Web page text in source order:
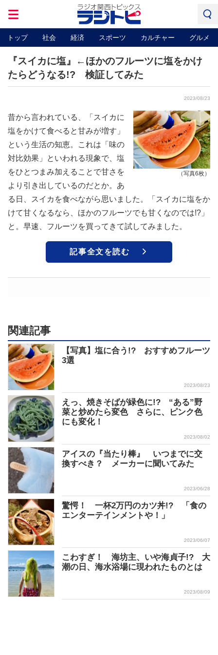
トップ 社会 経済 スポーツ カルチャー グルメ
『スイカに塩』←ほかのフルーツに塩をかけ
たらどうなる!? 検証してみた
2023/08/23
（写真6枚）
昔から言われている、「スイカに
塩をかけて食べると甘みが増す」
という生活の知恵。これは「味の
対比効果」といわれる現象で、塩
をひとつまみ加えることで甘さを
より引き出しているのだとか。あ
る日、スイカを食べながら思いました。「スイカに塩をか
けて甘くなるなら、ほかのフルーツでも甘くなのでは!?」
と。早速、フルーツを買ってきて試してみました。
記事全文を読む
関連記事
【写真】塩に合う!? おすすめフルーツ
3選
2023/08/23
えっ、焼きそばが緑色に!? “ある”野
菜と炒めたら変色 さらに、ピンク色
にも変化！
2023/08/02
アイスの『当たり棒』 いつまでに交
換すべき？ メーカーに聞いてみた
2023/06/28
驚愕！ 一杯2万円のカツ丼!? 「食の
エンターテインメントや！」
2023/06/07
こわすぎ！ 海坊主、いや海貞子!? 大
潮の日、海水浴場に現われたものとは
2023/08/09